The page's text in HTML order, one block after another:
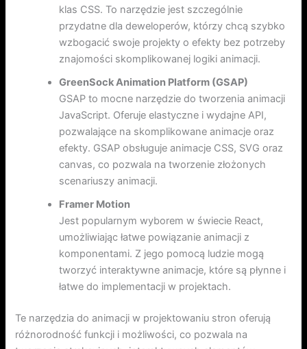
klas CSS. To narzędzie jest szczególnie
przydatne dla deweloperów, którzy chcą szybko
wzbogacić swoje projekty o efekty bez potrzeby
znajomości skomplikowanej logiki animacji.
GreenSock Animation Platform (GSAP)
GSAP to mocne narzędzie do tworzenia animacji
JavaScript. Oferuje elastyczne i wydajne API,
pozwalające na skomplikowane animacje oraz
efekty. GSAP obsługuje animacje CSS, SVG oraz
canvas, co pozwala na tworzenie złożonych
scenariuszy animacji.
Framer Motion
Jest popularnym wyborem w świecie React,
umożliwiając łatwe powiązanie animacji z
komponentami. Z jego pomocą ludzie mogą
tworzyć interaktywne animacje, które są płynne i
łatwe do implementacji w projektach.
Te narzędzia do animacji w projektowaniu stron oferują
różnorodność funkcji i możliwości, co pozwala na